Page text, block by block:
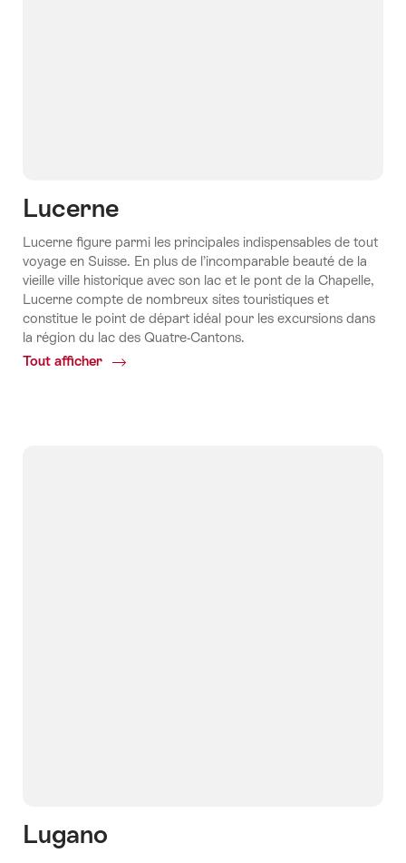
Lucerne
Lucerne figure parmi les principales indispensables de tout
voyage en Suisse. En plus de l’incomparable beauté de la
vieille ville historique avec son lac et le pont de la Chapelle,
Lucerne compte de nombreux sites touristiques et
constitue le point de départ idéal pour les excursions dans
la région du lac des Quatre-Cantons.
Tout afficher
Common.Of
Lugano